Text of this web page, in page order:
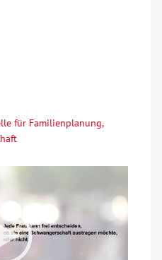
für Familienplanung,